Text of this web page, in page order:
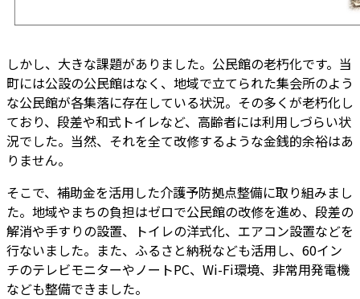
しかし、大きな課題がありました。公民館の老朽化です。当
町には公設の公民館はなく、地域で立てられた集会所のよう
な公民館が各集落に存在している状況。その多くが老朽化し
ており、段差や和式トイレなど、高齢者には利用しづらい状
況でした。当然、それを全て改修するような金銭的余裕はあ
りません。
そこで、補助金を活用した介護予防拠点整備に取り組みまし
た。地域やまちの負担はゼロで公民館の改修を進め、段差の
解消や手すりの設置、トイレの洋式化、エアコン設置などを
行ないました。また、ふるさと納税なども活用し、60イン
チのテレビモニターやノートPC、Wi-Fi環境、非常用発電機
なども整備できました。